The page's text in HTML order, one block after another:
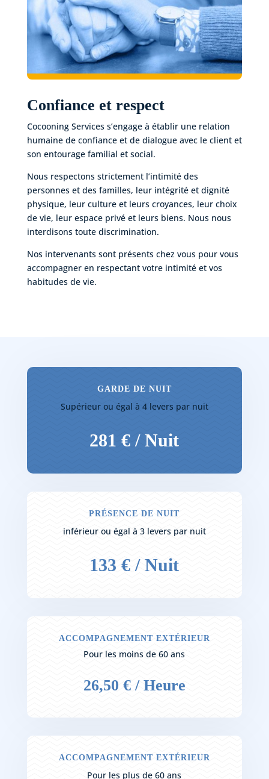
Confiance et respect
Cocooning Services s’engage à établir une relation
humaine de confiance et de dialogue avec le client et
son entourage familial et social.
Nous respectons strictement l’intimité des
personnes et des familles, leur intégrité et dignité
physique, leur culture et leurs croyances, leur choix
de vie, leur espace privé et leurs biens. Nous nous
interdisons toute discrimination.
Nos intervenants sont présents chez vous pour vous
accompagner en respectant votre intimité et vos
habitudes de vie.
GARDE DE NUIT
Supérieur ou égal à 4 levers par nuit
281 € / Nuit
PRÉSENCE DE NUIT
inférieur ou égal à 3 levers par nuit
133 € / Nuit
ACCOMPAGNEMENT EXTÉRIEUR
Pour les moins de 60 ans
26,50 € / Heure
ACCOMPAGNEMENT EXTÉRIEUR
Pour les plus de 60 ans